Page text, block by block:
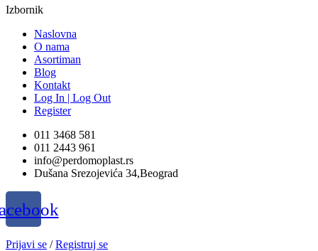
Izbornik
Naslovna
O nama
Asortiman
Blog
Kontakt
Log In | Log Out
Register
011 3468 581
011 2443 961
info@perdomoplast.rs
Dušana Srezojevića 34,Beograd
Prijavi se /Registruj se